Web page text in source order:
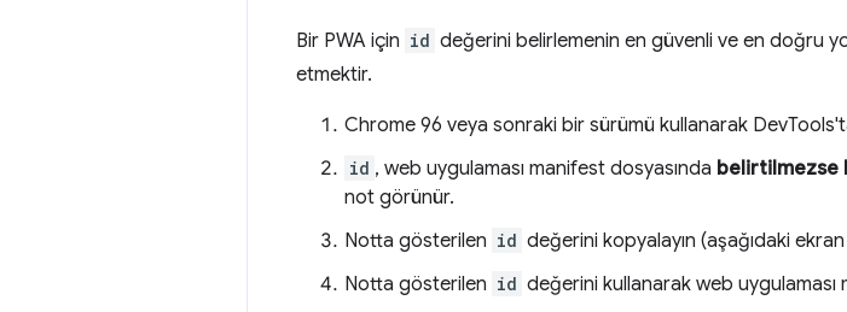
Bir PWA için id değerini belirlemenin en güvenli ve en doğru
etmektir.
Chrome 96 veya sonraki bir sürümü kullanarak
id , web uygulaması manifest dosyasında belirtilmezse
not görünür.
Notta gösterilen id değerini kopyalayın (aşağıdaki
Notta gösterilen id değerini kullanarak web uygulaması